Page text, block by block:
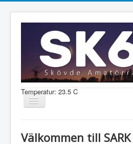
Temperatur: 23.5 C
Visa/dölj
Välkommen till